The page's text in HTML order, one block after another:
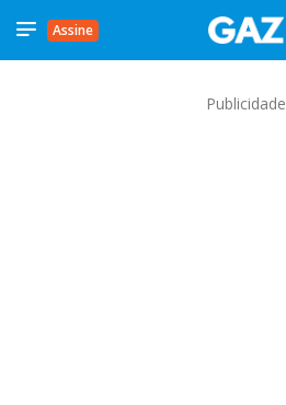
Assine
Publicidade